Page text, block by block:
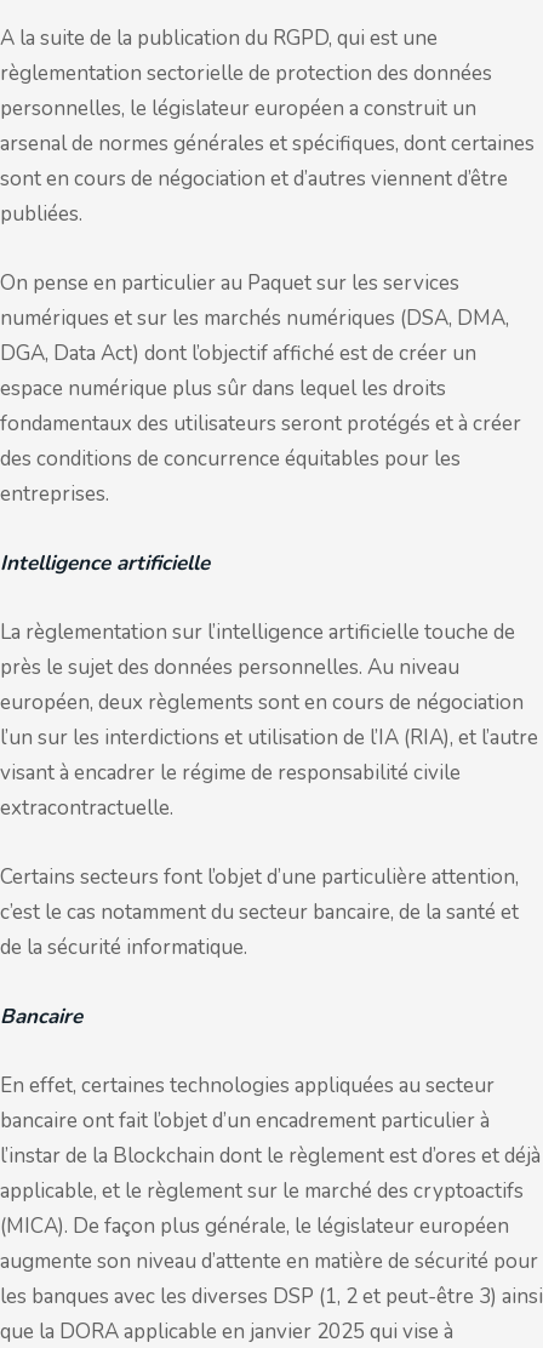
A la suite de la publication du RGPD, qui est une
règlementation sectorielle de protection des données
personnelles, le législateur européen a construit un
arsenal de normes générales et spécifiques, dont certaines
sont en cours de négociation et d’autres viennent d’être
publiées.
On pense en particulier au Paquet sur les services
numériques et sur les marchés numériques (DSA, DMA,
DGA, Data Act) dont l’objectif affiché est de créer un
espace numérique plus sûr dans lequel les droits
fondamentaux des utilisateurs seront protégés et à créer
des conditions de concurrence équitables pour les
entreprises.
Intelligence artificielle
La règlementation sur l’intelligence artificielle touche de
près le sujet des données personnelles. Au niveau
européen, deux règlements sont en cours de négociation
l’un sur les interdictions et utilisation de l’IA (RIA), et l’autre
visant à encadrer le régime de responsabilité civile
extracontractuelle.
Certains secteurs font l’objet d’une particulière attention,
c’est le cas notamment du secteur bancaire, de la santé et
de la sécurité informatique.
Bancaire
En effet, certaines technologies appliquées au secteur
bancaire ont fait l’objet d’un encadrement particulier à
l’instar de la Blockchain dont le règlement est d’ores et déjà
applicable, et le règlement sur le marché des cryptoactifs
(MICA). De façon plus générale, le législateur européen
augmente son niveau d’attente en matière de sécurité pour
les banques avec les diverses DSP (1, 2 et peut-être 3) ainsi
que la DORA applicable en janvier 2025 qui vise à